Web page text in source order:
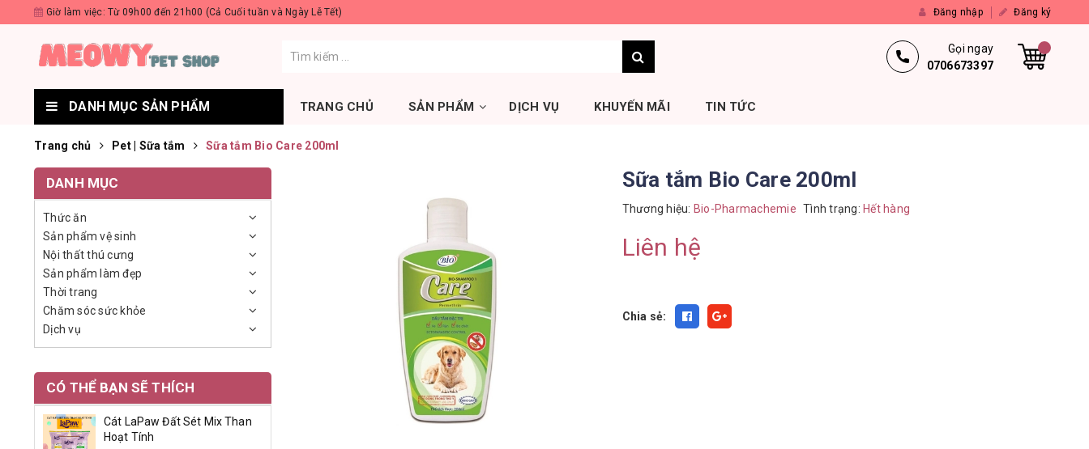
Giờ làm việc: Từ 09h00 đến 21h00 (Cả Cuối tuần và Ngày Lễ Tết) Đăng nhập Đăng ký
Gọi ngay
0706673397
DANH MỤC SẢN PHẨM TRANG CHỦ SẢN PHẨM DỊCH VỤ KHUYẾN MÃI TIN TỨC
Trang chủ Pet | Sữa tắm Sữa tắm Bio Care 200ml
Sữa tắm Bio Care 200ml
Thương hiệu: Bio-Pharmachemie Tình trạng: Hết hàng
Liên hệ
Chia sẻ:
DANH MỤC
Thức ăn
Sản phẩm vệ sinh
Nội thất thú cưng
Sản phẩm làm đẹp
Thời trang
Chăm sóc sức khỏe
Dịch vụ
CÓ THỂ BẠN SẼ THÍCH
Cát LaPaw Đất Sét Mix Than
Hoạt Tính